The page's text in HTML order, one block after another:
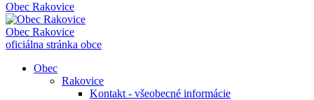
Obec Rakovice
Obec Rakovice
oficiálna stránka obce
Obec
Rakovice
Kontakt - všeobecné informácie